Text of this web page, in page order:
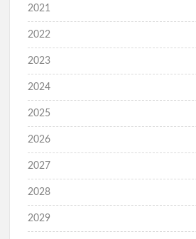
2021
2022
2023
2024
2025
2026
2027
2028
2029